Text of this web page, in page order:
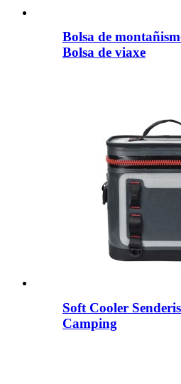
Bolsa de
Bolsa de viaxe
Soft Cooler
Camping